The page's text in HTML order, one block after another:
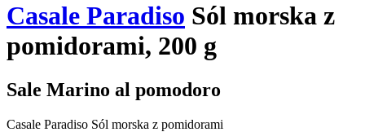
Casale Paradiso Sól morska z
pomidorami, 200 g
Sale Marino al pomodoro
Casale Paradiso Sól morska z pomidorami